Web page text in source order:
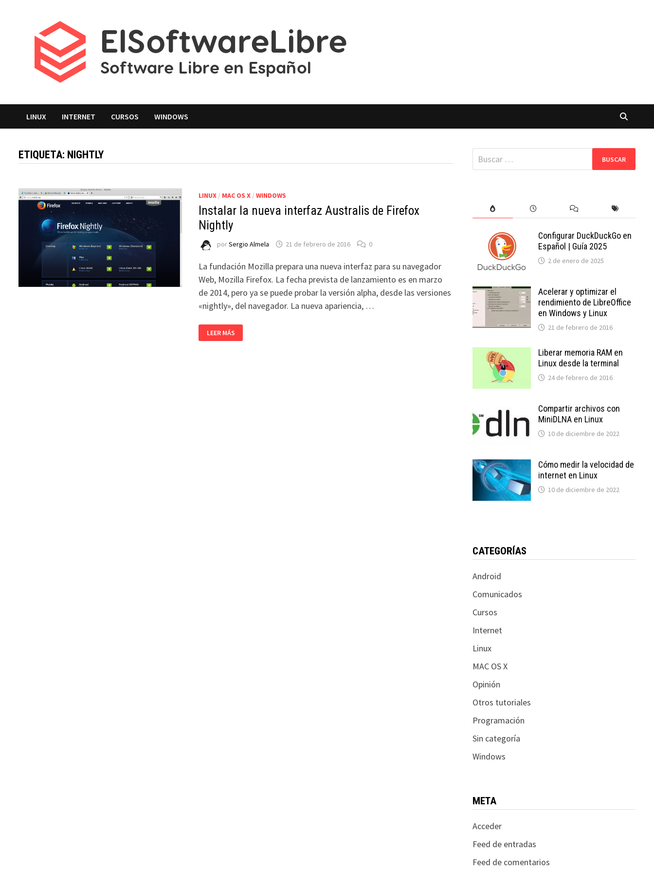
LINUX INTERNET CURSOS WINDOWS
ETIQUETA: NIGHTLY
LINUX/ MAC OS X/ WINDOWS
Instalar la nueva interfaz Australis de Firefox
Nightly
porSergio Almela 21 de febrero de 2016 0
La fundación Mozilla prepara una nueva interfaz para su navegador
Web, Mozilla Firefox. La fecha prevista de lanzamiento es en marzo
de 2014, pero ya se puede probar la versión alpha, desde las versiones
«nightly», del navegador. La nueva apariencia, …
INSTALAR
LA
NUEVA
LEER MÁS
Buscar:
Configurar DuckDuckGo en
Español | Guía 2025
2 de enero de 2025
Acelerar y optimizar el
rendimiento de LibreOffice
en Windows y Linux
21 de febrero de 2016
Liberar memoria RAM en
Linux desde la terminal
24 de febrero de 2016
Compartir archivos con
MiniDLNA en Linux
10 de diciembre de 2022
Cómo medir la velocidad de
internet en Linux
10 de diciembre de 2022
CATEGORÍAS
Android
Comunicados
Cursos
Internet
Linux
MAC OS X
Opinión
Otros tutoriales
Programación
Sin categoría
Windows
META
Acceder
Feed de entradas
Feed de comentarios